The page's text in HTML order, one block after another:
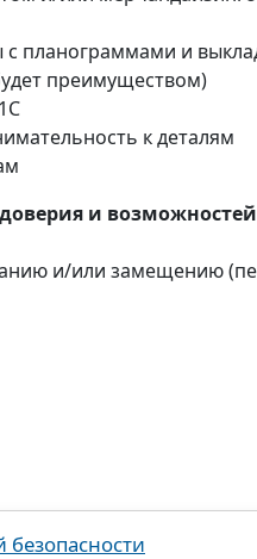
планограммами и
преимуществом)
к деталям
и
и/или замещению